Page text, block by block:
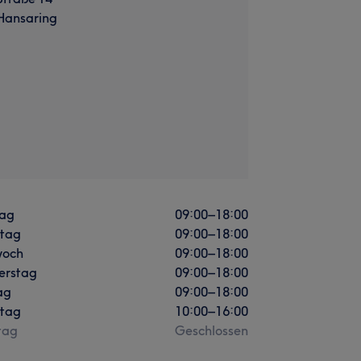
09:00–18:00
09:00–18:00
09:00–18:00
09:00–18:00
09:00–18:00
10:00–16:00
Geschlossen